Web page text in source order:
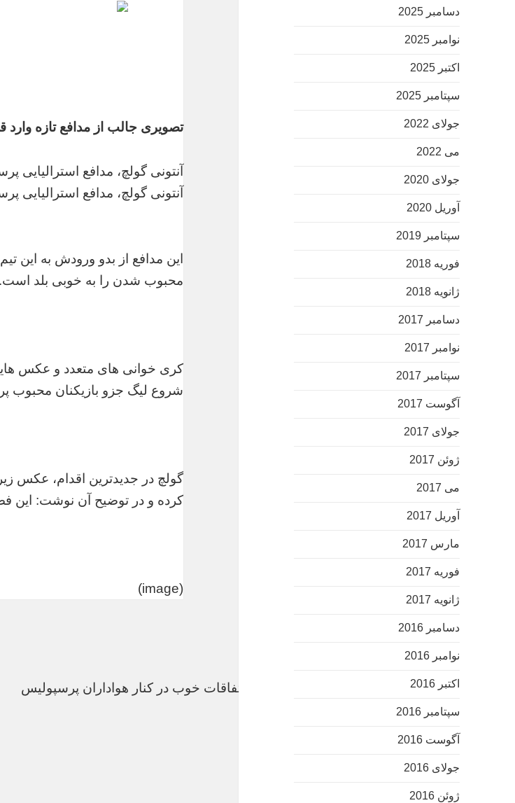
دسامبر 2025
نوامبر 2025
اکتبر 2025
سپتامبر 2025
جولای 2022
می 2022
جولای 2020
آوریل 2020
سپتامبر 2019
فوریه 2018
ژانویه 2018
دسامبر 2017
نوامبر 2017
سپتامبر 2017
آگوست 2017
جولای 2017
ژوئن 2017
می 2017
آوریل 2017
مارس 2017
فوریه 2017
ژانویه 2017
دسامبر 2016
نوامبر 2016
اکتبر 2016
سپتامبر 2016
آگوست 2016
جولای 2016
ژوئن 2016
تصویری جالب از مدافع تازه
آنتونی گولچ، مدافع استرالیایی پرسپولیس با
آنتونی گولچ، مدافع استرالیایی پرسپولیس با
این مدافع از بدو ورودش به این
محبوب شدن را به خوبی بلد است.
کری خوانی های متعدد و عکس
شروع لیگ جزو بازیکنان محبوب
گولچ در جدیدترین اقدام، عکس
کرده و در توضیح آن نوشت: این
(image)
تصویری جالب از مدافع تازه وارد قرمزها/ فصلی با اتفاقات خوب در کنار هواداران پرسپولیس
خرید بک لینک
دانلود فیلم خارجی